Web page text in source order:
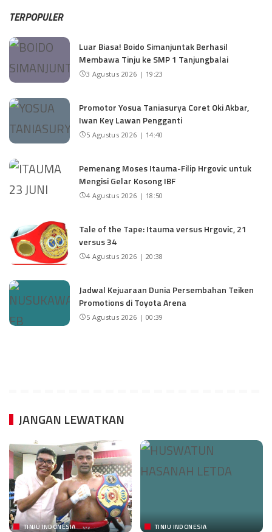
TERPOPULER
Luar Biasa! Boido Simanjuntak Berhasil
Membawa Tinju ke SMP 1 Tanjungbalai
3 Agustus 2026 | 19:23
Promotor Yosua Taniasurya Coret Oki Akbar,
Iwan Key Lawan Pengganti
5 Agustus 2026 | 14:40
Pemenang Moses Itauma-Filip Hrgovic untuk
Mengisi Gelar Kosong IBF
4 Agustus 2026 | 18:50
Tale of the Tape: Itauma versus Hrgovic, 21
versus 34
4 Agustus 2026 | 20:38
Jadwal Kejuaraan Dunia Persembahan Teiken
Promotions di Toyota Arena
5 Agustus 2026 | 00:39
JANGAN LEWATKAN
TINJU INDONESIA TINJU INDONESIA